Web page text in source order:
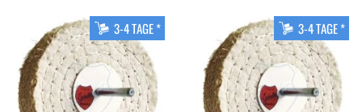
3-4 TAGE * 3-4 TAGE *